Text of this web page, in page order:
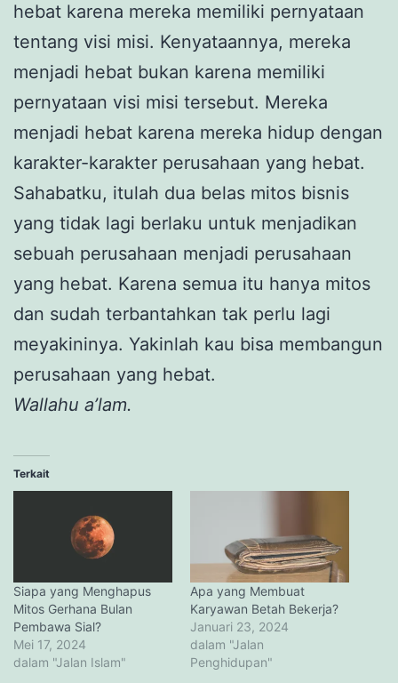
hebat karena mereka memiliki pernyataan
tentang visi misi. Kenyataannya, mereka
menjadi hebat bukan karena memiliki
pernyataan visi misi tersebut. Mereka
menjadi hebat karena mereka hidup dengan
karakter-karakter perusahaan yang hebat.
Sahabatku, itulah dua belas mitos bisnis
yang tidak lagi berlaku untuk menjadikan
sebuah perusahaan menjadi perusahaan
yang hebat. Karena semua itu hanya mitos
dan sudah terbantahkan tak perlu lagi
meyakininya. Yakinlah kau bisa membangun
perusahaan yang hebat.
Wallahu a’lam.
Terkait
Siapa yang Menghapus
Mitos Gerhana Bulan
Pembawa Sial?
Mei 17, 2024
dalam "Jalan Islam"
Apa yang Membuat
Karyawan Betah Bekerja?
Januari 23, 2024
dalam "Jalan
Penghidupan"